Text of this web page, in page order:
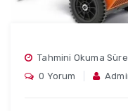
Tahmini Okuma
0 Yorum